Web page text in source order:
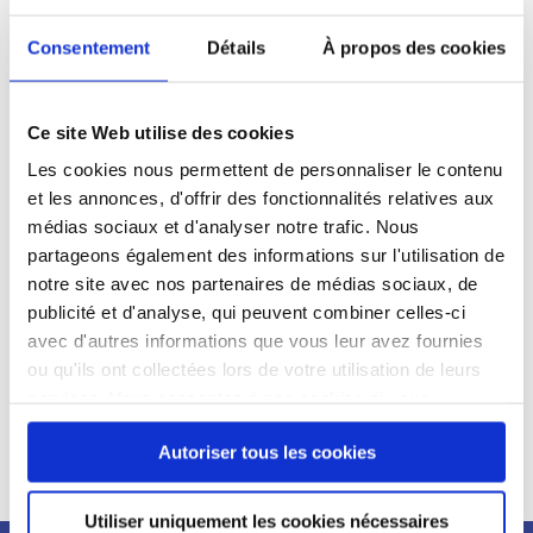
Consentement Détails À propos des cookies
Ce site Web utilise des cookies
Les cookies nous permettent de personnaliser le contenu
et les annonces, d'offrir des fonctionnalités relatives aux
médias sociaux et d'analyser notre trafic. Nous
partageons également des informations sur l'utilisation de
notre site avec nos partenaires de médias sociaux, de
publicité et d'analyse, qui peuvent combiner celles-ci
avec d'autres informations que vous leur avez fournies
ou qu'ils ont collectées lors de votre utilisation de leurs
continuez à utiliser notre site Web.
Autoriser tous les cookies
Utiliser uniquement les cookies nécessaires
candidat
Qualifications et diplômes :
Profil recherché :
Expérience :
Processus
de
recrutement